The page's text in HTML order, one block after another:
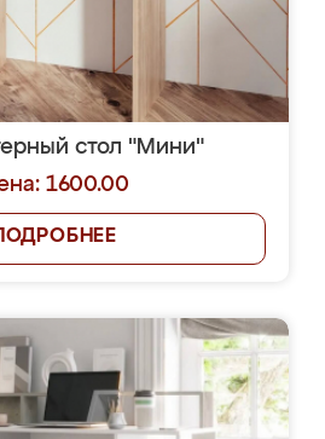
стол "Мини"
1600.00